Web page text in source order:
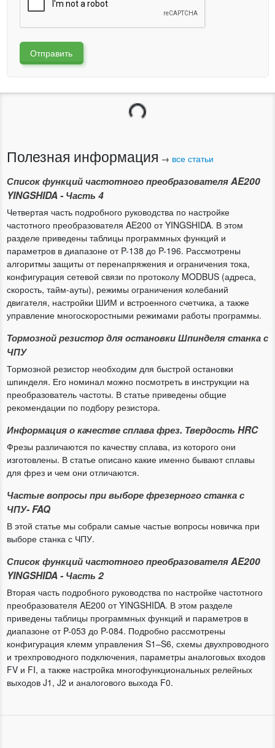
Отправить
Загрузка...
Полезная информация → все статьи
Список функций частотного преобразователя AE200
YINGSHIDA - Часть 4
Четвертая часть подробного руководства по настройке
частотного преобразователя AE200 от YINGSHIDA. В этом
разделе приведены таблицы программных функций и
параметров в диапазоне от P-138 до P-196. Рассмотрены
алгоритмы защиты от перенапряжения и ограничения тока,
конфигурация сетевой связи по протоколу MODBUS (адреса,
скорость, тайм-ауты), режимы ограничения колебаний
двигателя, настройки ШИМ и встроенного счетчика, а также
управление многоскоростными режимами работы программы.
Тормозной резистор для остановки Шпинделя станка с
ЧПУ
Тормозной резистор необходим для быстрой остановки
шпинделя. Его номинал можно посмотреть в инструкции на
преобразователь частоты. В статье приведены общие
рекомендации по подбору резистора.
Информация о качестве сплава фрез. Твердость HRC
Фрезы различаются по качеству сплава, из которого они
изготовлены. В статье описано какие именно бывают сплавы
для фрез и чем они отличаются.
Частые вопросы при выборе фрезерного станка с
ЧПУ- FAQ
В этой статье мы собрали самые частые вопросы новичка при
выборе станка с ЧПУ.
Список функций частотного преобразователя AE200
YINGSHIDA - Часть 2
Вторая часть подробного руководства по настройке частотного
преобразователя AE200 от YINGSHIDA. В этом разделе
приведены таблицы программных функций и параметров в
диапазоне от P-053 до P-084. Подробно рассмотрены
конфигурация клемм управления S1–S6, схемы двухпроводного
и трехпроводного подключения, параметры аналоговых входов
FV и FI, а также настройка многофункциональных релейных
выходов J1, J2 и аналогового выхода F0.